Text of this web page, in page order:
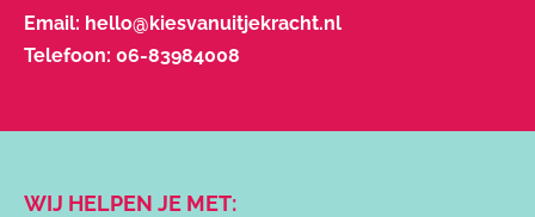
Email: hello@kiesvanuitjekracht.nl
Telefoon: 06-83984008
WIJ HELPEN JE MET: